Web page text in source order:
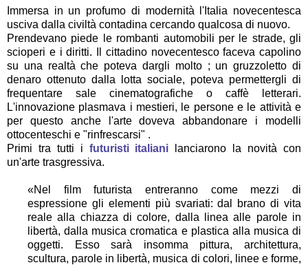
Immersa in un profumo di modernità l'Italia novecentesca
usciva dalla civiltà contadina cercando qualcosa di nuovo.
Prendevano piede le rombanti automobili per le strade, gli
scioperi e i diritti. Il cittadino novecentesco faceva capolino
su una realtà che poteva dargli molto ; un gruzzoletto di
denaro ottenuto dalla lotta sociale, poteva permettergli di
frequentare sale cinematografiche o caffè letterari.
L'innovazione plasmava i mestieri, le persone e le attività e
per questo anche l'arte doveva abbandonare i modelli
ottocenteschi e "rinfrescarsi" .
Primi tra tutti i futuristi italiani lanciarono la novità con
un'arte trasgressiva.
«Nel film futurista entreranno come mezzi di
espressione gli elementi più svariati: dal brano di vita
reale alla chiazza di colore, dalla linea alle parole in
libertà, dalla musica cromatica e plastica alla musica di
oggetti. Esso sarà insomma pittura, architettura,
scultura, parole in libertà, musica di colori, linee e forme,